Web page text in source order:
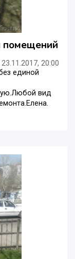
помещений
23.11.2017, 20:00
единой
вид